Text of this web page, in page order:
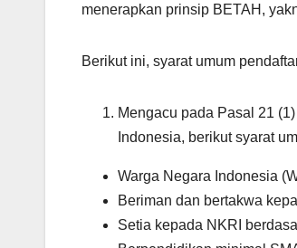
menerapkan prinsip BETAH,
Berikut ini, syarat umum
Mengacu pada Pasal 21
Indonesia, berikut syarat
Warga Negara Indonesia
Beriman dan bertakwa
Setia kepada NKRI